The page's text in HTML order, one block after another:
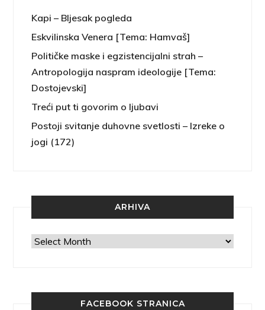
Kapi – Bljesak pogleda
Eskvilinska Venera [Tema: Hamvaš]
Političke maske i egzistencijalni strah –
Antropologija naspram ideologije [Tema:
Dostojevski]
Treći put ti govorim o ljubavi
Postoji svitanje duhovne svetlosti – Izreke o
jogi (172)
ARHIVA
Arhiva
FACEBOOK STRANICA